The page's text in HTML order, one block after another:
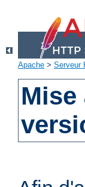
Apache > Serveur
Mise